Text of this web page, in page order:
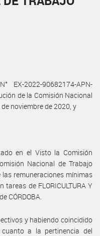
EX-2022-90682174-APN-
de la Comisión Nacional
noviembre de 2020, y
en el Visto la Comisión
Nacional de Trabajo
remuneraciones mínimas
de FLORICULTURA Y
CÓRDOBA.
y habiendo coincidido
cuanto a la pertinencia del